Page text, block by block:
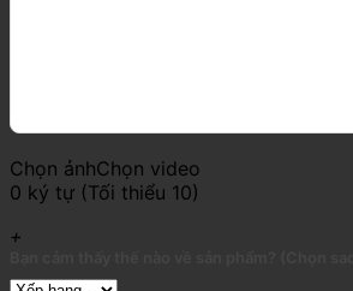
Chọn ảnhChọn video
0 ký tự (Tối thiểu 10)
+